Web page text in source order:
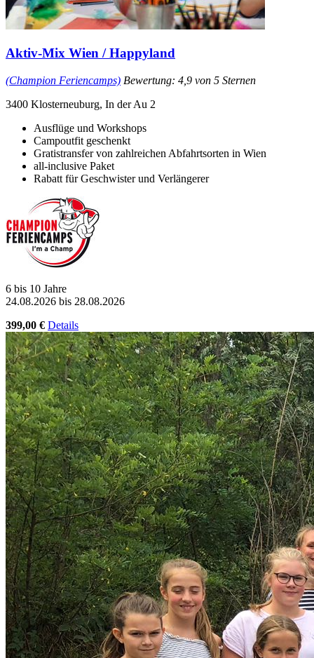
Aktiv-Mix Wien / Happyland
(Champion Feriencamps) Bewertung: 4,9 von 5 Sternen
3400 Klosterneuburg, In der Au 2
Ausflüge und Workshops
Campoutfit geschenkt
Gratistransfer von zahlreichen Abfahrtsorten in Wien
all-inclusive Paket
Rabatt für Geschwister und Verlängerer
6 bis 10 Jahre
24.08.2026 bis 28.08.2026
399,00 € Details